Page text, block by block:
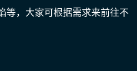
等，大家可根据需求来前往不